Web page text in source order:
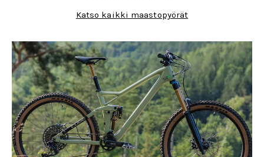
Katso kaikki maastopyörät